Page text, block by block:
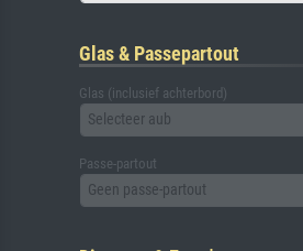
Glas & Passepartout
Glas (inclusief achterbord)
Selecteer aub
Passe-partout
Geen passe-partout